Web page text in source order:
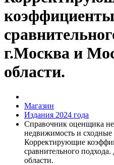
г.Москва и
области.
Магазин
Издания 2024 года
Справочник оценщика
недвижимость и сходные
Корректирующие
сравнительного
области.